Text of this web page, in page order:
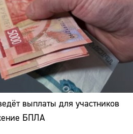
выплаты для участников
БПЛА